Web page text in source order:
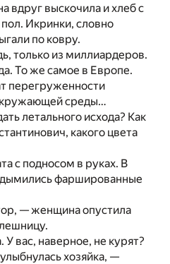
вдруг выскочила и хлеб с
Икринки, словно
по ковру.
только из миллиардеров.
То же самое в Европе.
перегруженности
среды…
летального исхода? Как
какого цвета
с подносом в руках. В
фаршированные
— женщина опустила
вас, наверное, не курят?
хозяйка, —